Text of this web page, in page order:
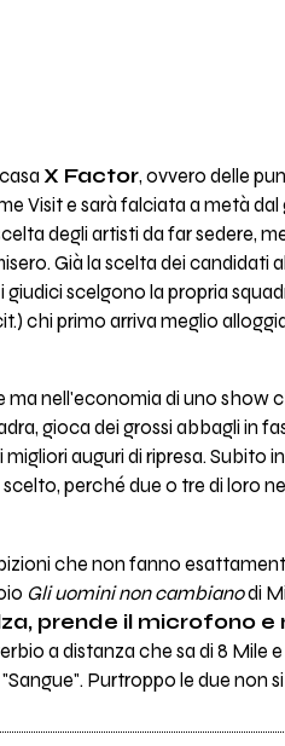
X Factor, ovvero delle
Visit e sarà falciata a metà
degli artisti da far sedere,
Già la scelta dei candidati
scelgono la propria
chi primo arriva meglio
ma nell'economia di uno show
gioca dei grossi abbagli in
auguri di ripresa.
perché due o tre di loro
che non fanno
Gli uomini non cambianodi
prende il microfono
a distanza che sa di 8 Mile
Purtroppo le due non